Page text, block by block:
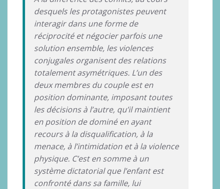
desquels les protagonistes peuvent
interagir dans une forme de
réciprocité et négocier parfois une
solution ensemble, les violences
conjugales organisent des relations
totalement asymétriques. L’un des
deux membres du couple est en
position dominante, imposant toutes
les décisions à l’autre, qu’il maintient
en position de dominé en ayant
recours à la disqualification, à la
menace, à l’intimidation et à la violence
physique. C’est en somme à un
système dictatorial que l’enfant est
confronté dans sa famille, lui